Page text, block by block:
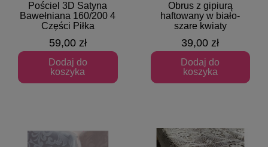
Szybki podgląd
Pościel 3D Satyna
Bawełniana 160/200 4
Części Piłka
59,00 zł
Dodaj do
koszyka
Szybki podgląd
Obrus z gipiurą
haftowany w biało-
szare kwiaty
39,00 zł
Dodaj do
koszyka